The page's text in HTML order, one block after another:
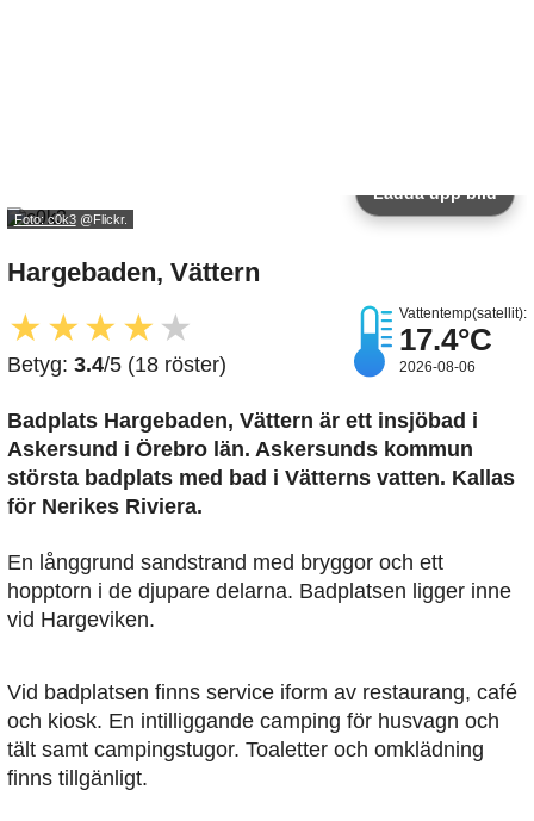
Foto: c0k3@Flickr.
Ladda upp bild
Hargebaden, Vättern
★ ★★ ★ ★
Betyg: 3.4/5 (18 röster)
Vattentemp(satellit):
17.4°C
2026-08-06
Badplats Hargebaden, Vättern är ett insjöbad i
Askersund i Örebro län. Askersunds kommun
största badplats med bad i Vätterns vatten. Kallas
för Nerikes Riviera.
En långgrund sandstrand med bryggor och ett
hopptorn i de djupare delarna. Badplatsen ligger inne
vid Hargeviken.
Vid badplatsen finns service iform av restaurang, café
och kiosk. En intilliggande camping för husvagn och
tält samt campingstugor. Toaletter och omklädning
finns tillgänligt.